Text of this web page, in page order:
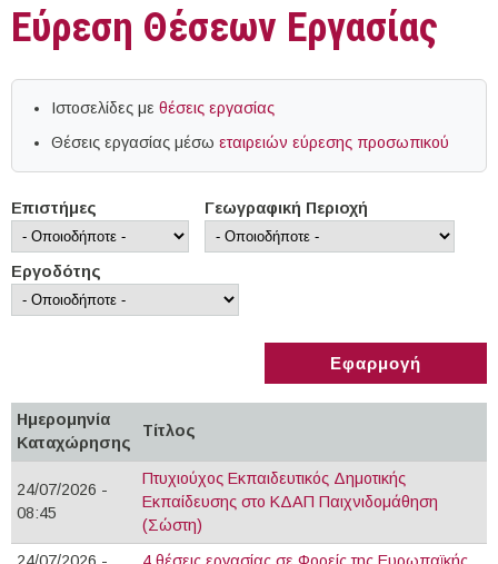
Εύρεση Θέσεων Εργασίας
Ιστοσελίδες με θέσεις εργασίας
Θέσεις εργασίας μέσω εταιρειών εύρεσης προσωπικού
Επιστήμες Γεωγραφική Περιοχή
Εργοδότης
Ημερομηνία
Καταχώρησης
Τίτλος
24/07/2026 -
08:45
Πτυχιούχος Εκπαιδευτικός Δημοτικής
Εκπαίδευσης στο ΚΔΑΠ Παιχνιδομάθηση
(Σώστη)